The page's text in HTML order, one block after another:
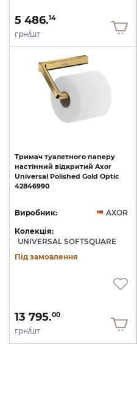
5 486.14
грн/шт
Тримач туалетного паперу
настінний відкритий Axor
Universal Polished Gold Optic
42846990
Виробник:
AXOR
Колекція:
UNIVERSAL SOFTSQUARE
Під замовлення
13 795.00
грн/шт